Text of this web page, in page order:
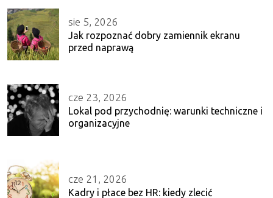
sie 5, 2026
Jak rozpoznać dobry zamiennik ekranu
przed naprawą
cze 23, 2026
Lokal pod przychodnię: warunki techniczne i
organizacyjne
cze 21, 2026
Kadry i płace bez HR: kiedy zlecić